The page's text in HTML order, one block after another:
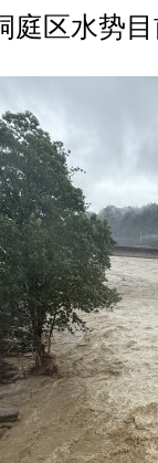
庭区水势